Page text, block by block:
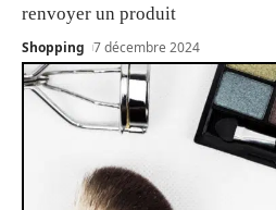
renvoyer un produit
Shopping 7 décembre 2024